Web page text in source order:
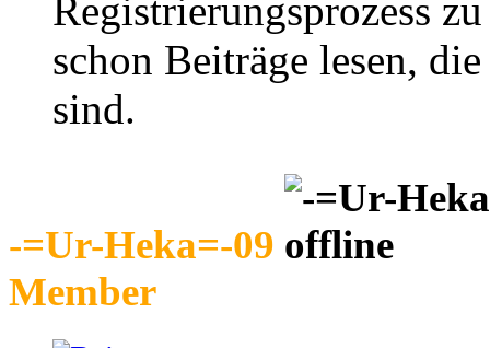
Registrierungsprozess
schon Beiträge lesen,
sind.
-=Ur-Heka=-09
Member